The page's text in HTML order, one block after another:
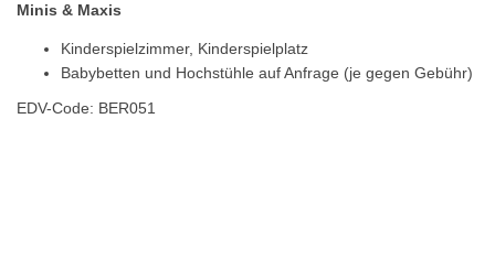
Minis & Maxis
Kinderspielzimmer, Kinderspielplatz
Babybetten und Hochstühle auf Anfrage (je gegen Gebühr)
EDV-Code: BER051